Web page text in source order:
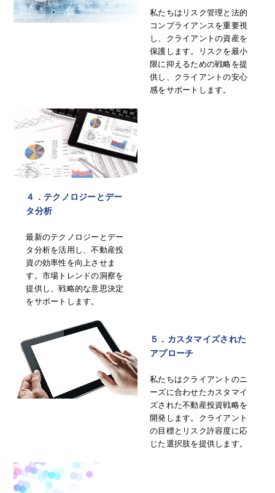
私たちはリスク管理と法的
コンプライアンスを重要視
し、クライアントの資産を
保護します。リスクを最小
限に抑えるための戦略を提
供し、クライアントの安心
感をサポートします。
４．テクノロジーとデー
タ分析
最新のテクノロジーとデー
タ分析を活用し、不動産投
資の効率性を向上させま
す。市場トレンドの洞察を
提供し、戦略的な意思決定
をサポートします。
５．カスタマイズされた
アプローチ
私たちはクライアントのニ
ーズに合わせたカスタマイ
ズされた不動産投資戦略を
開発します。クライアント
の目標とリスク許容度に応
じた選択肢を提供します。